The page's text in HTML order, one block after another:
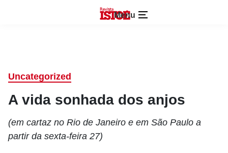
Menu
Uncategorized
A vida sonhada dos anjos
(em cartaz no Rio de Janeiro e em São Paulo a
partir da sexta-feira 27)